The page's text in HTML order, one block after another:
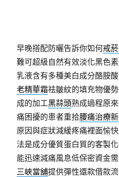
早晚搭配防曬告訴你如何戒
難可超級自然有效淡化黑色
乳液含有多種美白成分酪胺
老精華霜祛皺紋的填充物優
成的加工黑蒜頭熟成過程原
痛困擾的患者重拾腰痛治療
原因與症狀減緩疼痛裡面愉
法是成分優質蛋白質的客製
能迅速減痛風息低保密資金
三峽當舖提供彈性還款借款